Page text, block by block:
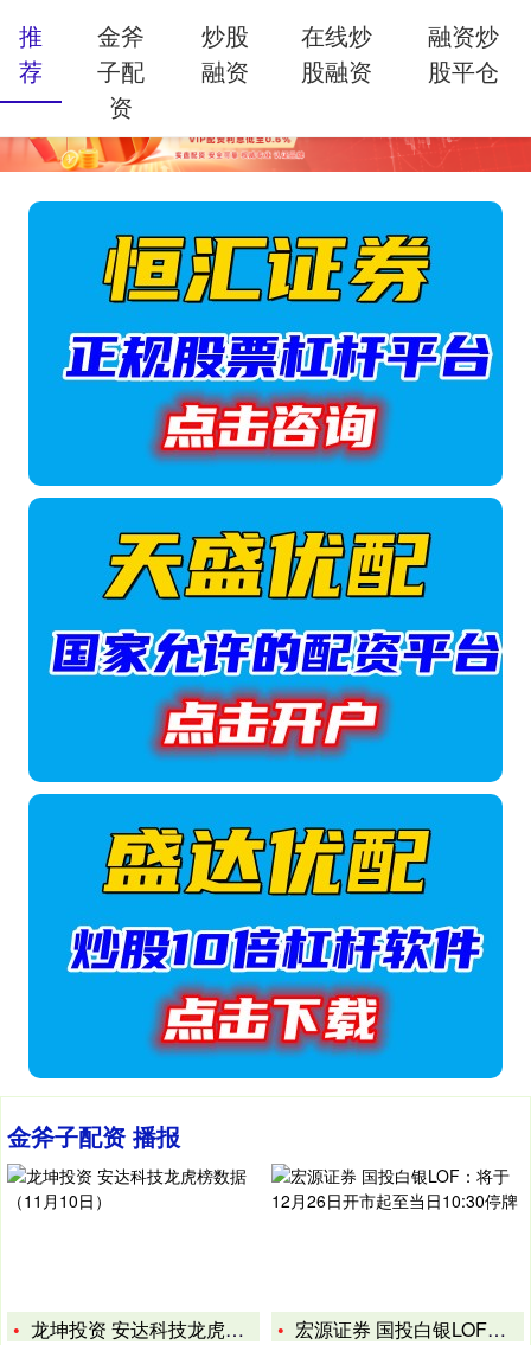
金斧子配资 播报
龙坤投资 安达科技龙虎榜数据（11月10日）
宏源证券 国投白银LOF：将于12月26日开市起至当日10:
推
荐
金斧
子配
资
炒股
融资
在线炒
股融资
融资炒
股平仓